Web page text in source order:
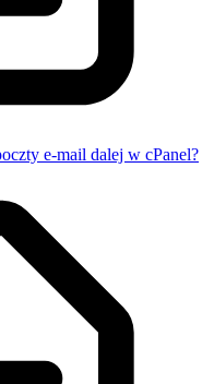
e-mail dalej w cPanel?